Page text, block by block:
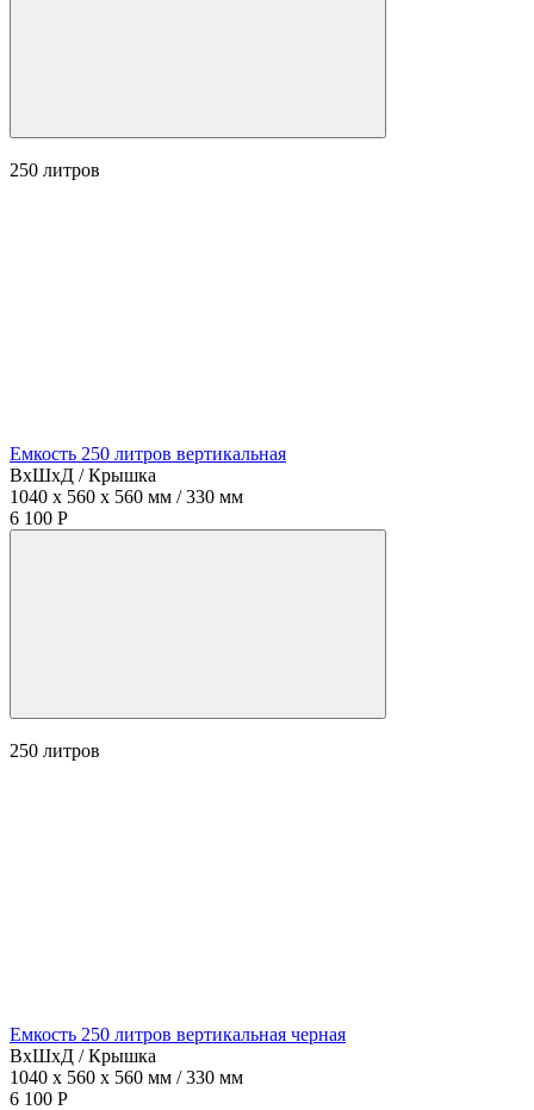
250 литров
Емкость 250 литров вертикальная
ВхШхД / Крышка
1040 x 560 x 560 мм / 330 мм
6 100 Р
250 литров
Емкость 250 литров вертикальная черная
ВхШхД / Крышка
1040 x 560 x 560 мм / 330 мм
6 100 Р